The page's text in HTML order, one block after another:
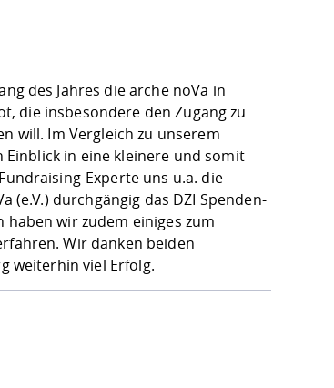
des Jahres die arche noVa in
die insbesondere den Zugang zu
will. Im Vergleich zu unserem
Einblick in eine kleinere und somit
Experte uns u.a. die
durchgängig das DZI Spenden-
wir zudem einiges zum
Wir danken beiden
weiterhin viel Erfolg.